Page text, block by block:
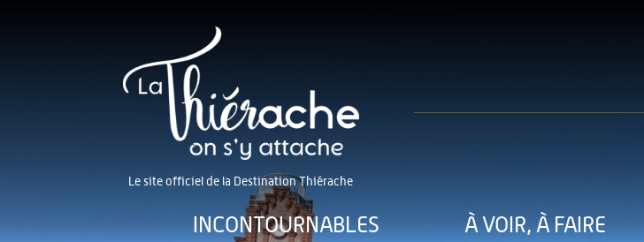
Le site officiel de la Destination Thiérache
INCONTOURNABLES À VOIR, À FAIRE